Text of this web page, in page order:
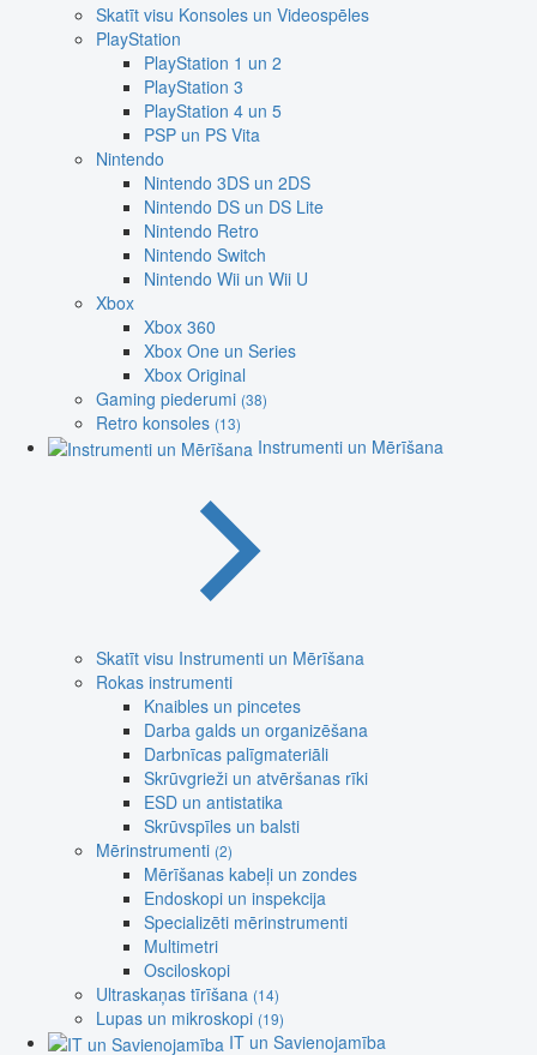
Skatīt visu Konsoles un Videospēles
PlayStation
PlayStation 1 un 2
PlayStation 3
PlayStation 4 un 5
PSP un PS Vita
Nintendo
Nintendo 3DS un 2DS
Nintendo DS un DS Lite
Nintendo Retro
Nintendo Switch
Nintendo Wii un Wii U
Xbox
Xbox 360
Xbox One un Series
Xbox Original
Gaming piederumi (38)
Retro konsoles (13)
Instrumenti un Mērīšana
Skatīt visu Instrumenti un Mērīšana
Rokas instrumenti
Knaibles un pincetes
Darba galds un organizēšana
Darbnīcas palīgmateriāli
Skrūvgrieži un atvēršanas rīki
ESD un antistatika
Skrūvspīles un balsti
Mērinstrumenti (2)
Mērīšanas kabeļi un zondes
Endoskopi un inspekcija
Specializēti mērinstrumenti
Multimetri
Osciloskopi
Ultraskaņas tīrīšana (14)
Lupas un mikroskopi (19)
IT un Savienojamība